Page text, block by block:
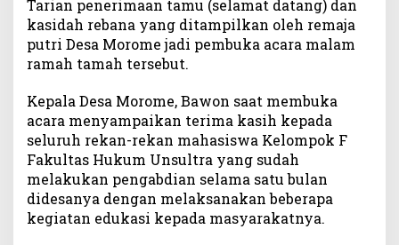
h
k
a
n
a
d
i
Tarian penerimaan tamu (selamat datang) dan
kasidah rebana yang ditampilkan oleh remaja
putri Desa Morome jadi pembuka acara malam
ramah tamah tersebut.
Kepala Desa Morome, Bawon saat membuka
acara menyampaikan terima kasih kepada
seluruh rekan-rekan mahasiswa Kelompok F
Fakultas Hukum Unsultra yang sudah
melakukan pengabdian selama satu bulan
didesanya dengan melaksanakan beberapa
kegiatan edukasi kepada masyarakatnya.